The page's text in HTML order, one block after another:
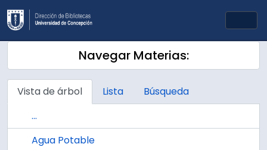
Skip to main content
Navegar Materias:
Vista de árbol Lista
Búsqueda
...
Agua Potable